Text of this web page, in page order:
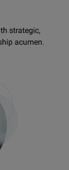
strategic,
acumen.